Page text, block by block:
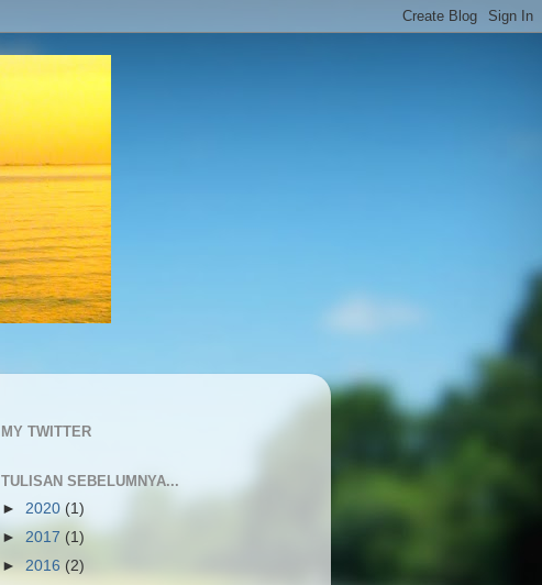
MY TWITTER
TULISAN SEBELUMNYA...
► 2020 (1)
► 2017 (1)
► 2016 (2)